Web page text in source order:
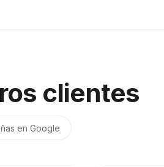
clientes
en Google